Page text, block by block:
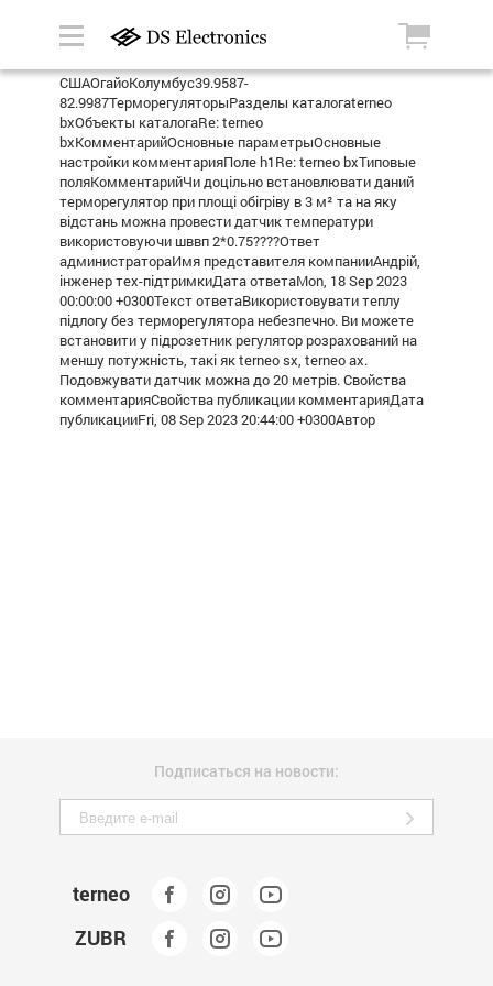
СШАОгайоКолумбус39.9587-
82.9987ТерморегуляторыРазделы каталогаterneo
bxОбъекты каталогаRe: terneo
bxКомментарийОсновные параметрыОсновные
настройки комментарияПоле h1Re: terneo bxТиповые
поляКомментарийЧи доцільно встановлювати даний
терморегулятор при площі обігріву в 3 м² та на яку
відстань можна провести датчик температури
використовуючи шввп 2*0.75????Ответ
администратораИмя представителя компанииАндрій,
інженер тех-підтримкиДата ответаMon, 18 Sep 2023
00:00:00 +0300Текст ответаВикористовувати теплу
підлогу без терморегулятора небезпечно. Ви можете
встановити у підрозетник регулятор розрахований на
меншу потужність, такі як terneo sx, terneo ax.
Подовжувати датчик можна до 20 метрів. Свойства
комментарияСвойства публикации комментарияДата
публикацииFri, 08 Sep 2023 20:44:00 +0300Автор
Подписаться на новости:
terneo
ZUBR